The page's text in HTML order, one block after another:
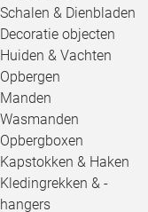
Schalen & Dienbladen
Decoratie objecten
Huiden & Vachten
Opbergen
Manden
Wasmanden
Opbergboxen
Kapstokken & Haken
Kledingrekken & -
hangers